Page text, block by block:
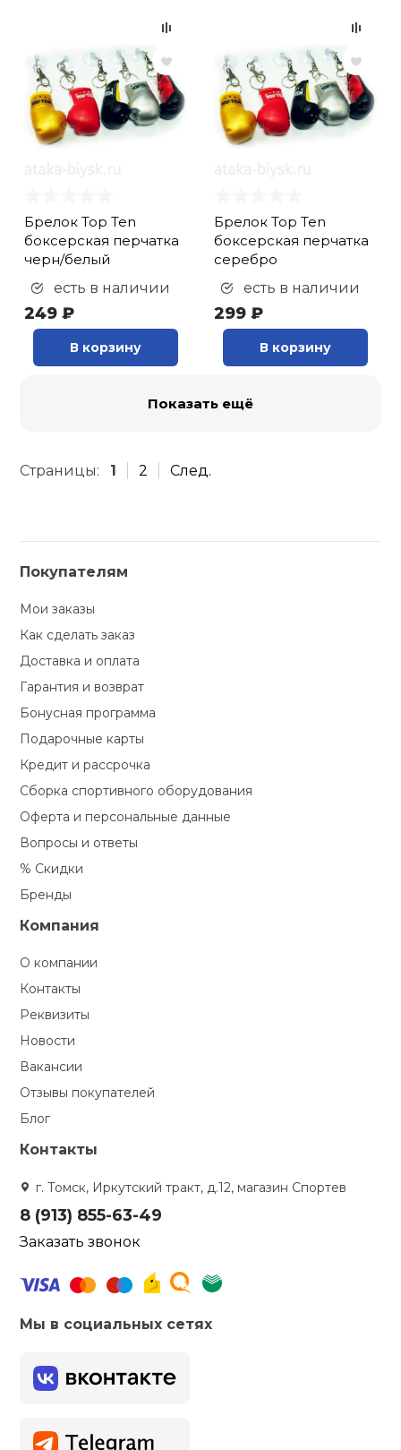
Брелок Top Ten
боксерская перчатка
черн/белый
есть в наличии
249 ₽
В корзину
Брелок Top Ten
боксерская перчатка
серебро
есть в наличии
299 ₽
В корзину
Показать ещё
Страницы: 1 2 След.
Покупателям
Мои заказы
Как сделать заказ
Доставка и оплата
Гарантия и возврат
Бонусная программа
Подарочные карты
Кредит и рассрочка
Сборка спортивного оборудования
Оферта и персональные данные
Вопросы и ответы
% Скидки
Бренды
Компания
О компании
Контакты
Реквизиты
Новости
Вакансии
Отзывы покупателей
Блог
Контакты
г. Томск, Иркутский тракт, д.12, магазин Спортев
8 (913) 855-63-49
Заказать звонок
Мы в социальных сетях